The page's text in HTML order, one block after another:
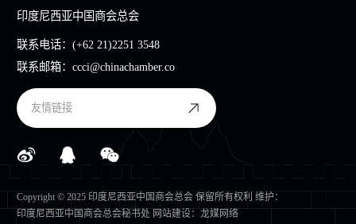
印度尼西亚中国商会总会
联系电话： (+62 21)2251 3548
联系邮箱： ccci@chinachamber.co
友情链接
Copyright © 2025 印度尼西亚中国商会总会 保留所有权利 维护：
印度尼西亚中国商会总会秘书处 网站建设： 龙媒网络